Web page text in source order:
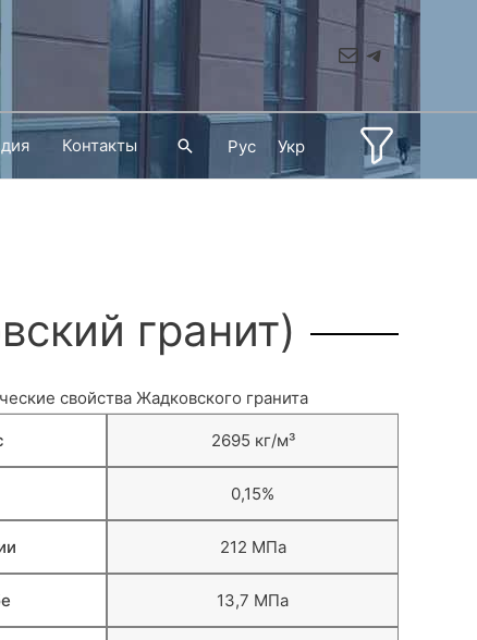
MailTelegram
Контакты ПоискРус Укр
гранит)
свойства Жадковского гранита
2695 кг/м³
0,15%
212 МПа
13,7 МПа